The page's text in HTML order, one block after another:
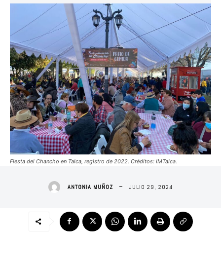
Fiesta del Chancho en Talca, registro de 2022. Créditos: IMTalca.
ANTONIA MUÑOZ JULIO 29, 2024